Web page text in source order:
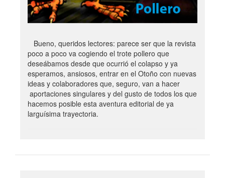
Bueno, queridos lectores: parece ser que la revista
poco a poco va cogiendo el trote pollero que
deseábamos desde que ocurrió el colapso y ya
esperamos, ansiosos, entrar en el Otoño con nuevas
ideas y colaboradores que, seguro, van a hacer
aportaciones singulares y del gusto de todos los que
hacemos posible esta aventura editorial de ya
larguísima trayectoria.